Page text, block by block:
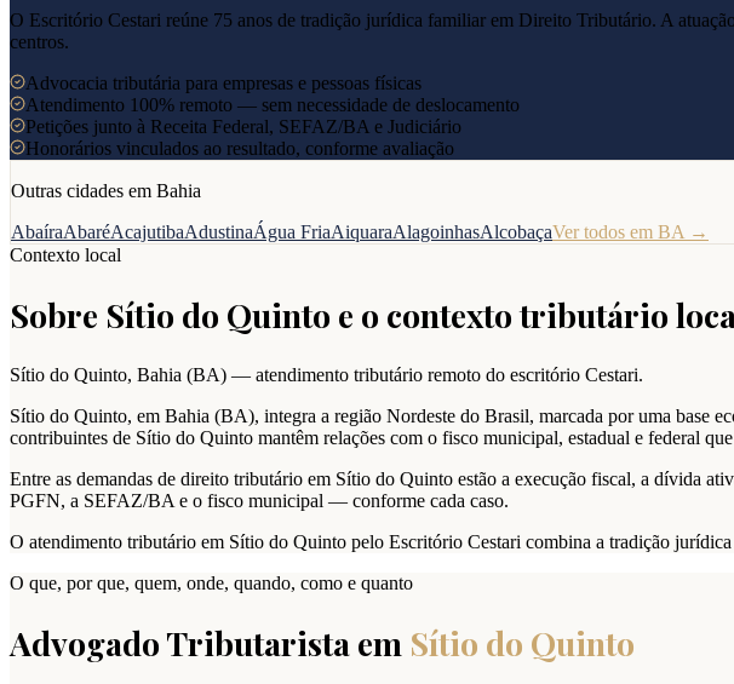
O Escritório Cestari reúne 75 anos de tradição jurídica familiar em Direito Tributário. A
centros.
Advocacia tributária para empresas e pessoas físicas
Atendimento 100% remoto — sem necessidade de deslocamento
Petições junto à Receita Federal, SEFAZ/BA e Judiciário
Honorários vinculados ao resultado, conforme avaliação
Outras cidades em Bahia
AbaíraAbaréAcajutibaAdustinaÁgua FriaAiquaraAlagoinhasAlcobaçaVer todos em BA →
Contexto local
Sobre Sítio do Quinto e o contexto tributário
Sítio do Quinto, Bahia (BA) — atendimento tributário remoto do escritório Cestari.
Sítio do Quinto, em Bahia (BA), integra a região Nordeste do Brasil, marcada por uma base
contribuintes de Sítio do Quinto mantêm relações com o fisco municipal, estadual e federal
Entre as demandas de direito tributário em Sítio do Quinto estão a execução fiscal, a dívida
PGFN, a SEFAZ/BA e o fisco municipal — conforme cada caso.
O atendimento tributário em Sítio do Quinto pelo Escritório Cestari combina a tradição
O que, por que, quem, onde, quando, como e quanto
Advogado Tributarista em Sítio do Quinto